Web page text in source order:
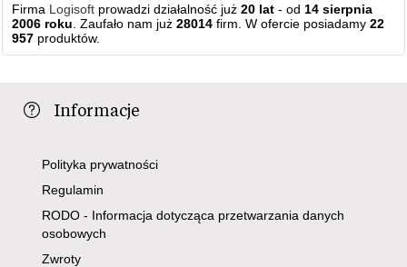
Firma Logisoft prowadzi działalność już20 lat - od 14 sierpnia
2006 roku . Zaufało nam już28014 firm. W ofercie posiadamy22
957 produktów.
Informacje
Polityka prywatności
Regulamin
RODO - Informacja dotycząca przetwarzania danych
osobowych
Zwroty